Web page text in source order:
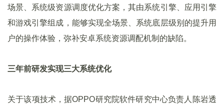
场景、系统级资源调度优化方案，其由系统引擎、应用引擎
和游戏引擎组成，能够实现全场景、系统底层级别的提升用
户的操作体验，弥补安卓系统资源调配机制的缺陷。
三年前研发实现三大系统优化
关于该项技术，据OPPO研究院软件研究中心负责人陈岩透